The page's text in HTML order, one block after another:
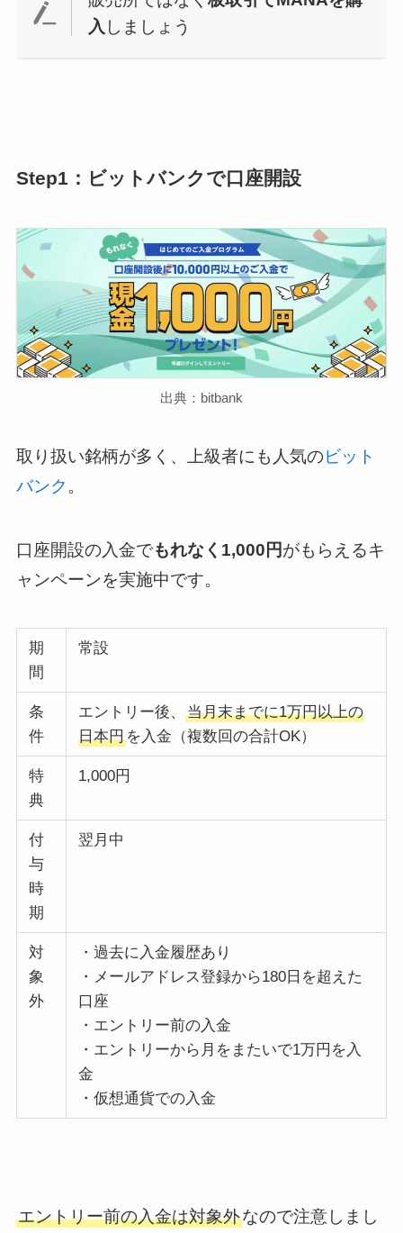
入 しましょう
Step1：ビットバンクで口座開設
出典：bitbank
取り扱い銘柄が多く、上級者にも人気のビット
バンク 。
口座開設の入金でもれなく1,000円がもらえるキ
ャンペーンを実施中です。
期
間
常設
条
件
エントリー後、
当月末までに1万円以上の
日本円を入金（複数回の合計OK）
特
典
1,000円
付
与
時
期
翌月中
対
象
外
・過去に入金履歴あり
・メールアドレス登録から180日を超えた
口座
・エントリー前の入金
・エントリーから月をまたいで1万円を入
金
・仮想通貨での入金
エントリー前の入金は対象外なので注意しまし